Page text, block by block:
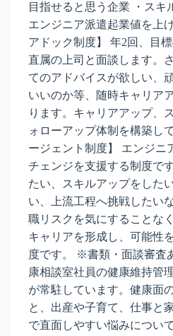
目指せると思う企業 ・スキ
エンジニア派遣起業値を上
アドック制度】 年2回、目
直属の上司と面談します。
てのアドバイスが欲しい、
いいのか等、随時キャリア
ります。キャリアアップ、
ォローアップ体制を構築し
ージェント制度】 エンジニ
チェンジを支援する制度で
たい、スキルアップをした
い、上流工程へ挑戦したい
職リスクを気にすることな
キャリアを形成し、可能性
度です。 ※書類・面談審査
康相談室社員の健康維持管
が常駐しています。健康面
と、出産や子育て、仕事と
で直面しやすい悩みについ